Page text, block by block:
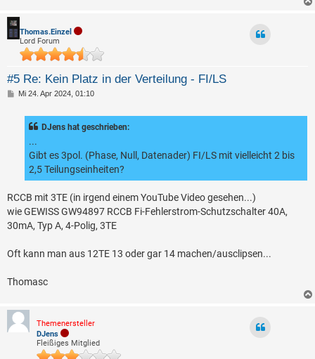
Thomas.Einzel
Lord Forum
#5 Re: Kein Platz in der Verteilung - FI/LS
BMi 24. Apr 2024, 01:10
DJens hat geschrieben:
...
Gibt es 3pol. (Phase, Null, Datenader) FI/LS mit vielleicht 2 bis
2,5 Teilungseinheiten?
RCCB mit 3TE (in irgend einem YouTube Video gesehen...)
wie GEWISS GW94897 RCCB Fi-Fehlerstrom-Schutzschalter 40A,
30mA, Typ A, 4-Polig, 3TE
Oft kann man aus 12TE 13 oder gar 14 machen/ausclipsen...
Thomasc
Themenersteller
DJens
Fleißiges Mitglied